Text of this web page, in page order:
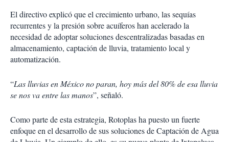
El directivo explicó que el crecimiento urbano, las sequías
recurrentes y la presión sobre acuíferos han acelerado la
necesidad de adoptar soluciones descentralizadas basadas en
almacenamiento, captación de lluvia, tratamiento local y
automatización.
“Las lluvias en México no paran, hoy más del 80% de esa lluvia
se nos va entre las manos”, señaló.
Como parte de esta estrategia, Rotoplas ha puesto un fuerte
enfoque en el desarrollo de sus soluciones de Captación de Agua